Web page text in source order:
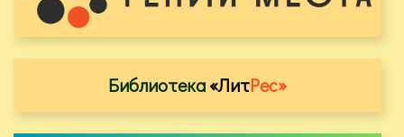
Библиотека«ЛитРес»